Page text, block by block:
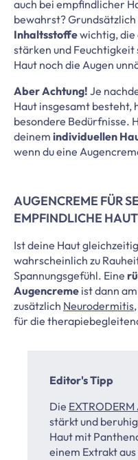
auch bei empfindlicher
bewahrst?
Inhaltsstoffewichtig, die
stärken und Feuchtigkeit
Haut noch die Augen
Aber Achtung! Je
Haut insgesamt besteht,
besondere Bedürfnisse.
deinem individuellen
wenn du eine
AUGENCREME FÜR
EMPFINDLICHE HAUT
Ist deine Haut
wahrscheinlich zu
Spannungsgefühl. Eine
Augencreme ist dann
zusätzlich Neurodermitis
für die
Editor's Tipp
Die EXTRODERM
stärkt und
Haut mit
einem Extrakt